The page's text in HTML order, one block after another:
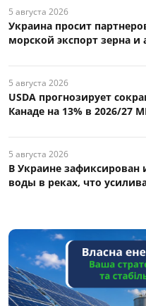
5 августа 2026
Украина просит
морской экспорт зерна и
5 августа 2026
USDA прогнозирует
Канаде на 13% в 2026/27
5 августа 2026
В Украине зафиксирован
воды в реках, что